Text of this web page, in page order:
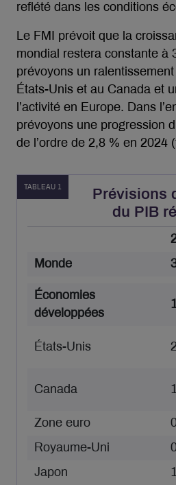
reflété dans les conditions
Le FMI prévoit que la
mondial restera constante à
prévoyons un
États-Unis et au Canada et
l’activité en Europe. Dans
prévoyons une progression
de l’ordre de 2,8 % en 2024
TABLEAU 1
Prévisions
du PIB
Monde
Économies
développées
États-Unis
Canada
Zone euro
Royaume-Uni
Japon